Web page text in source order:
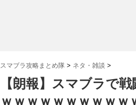
スマブラ攻略まとめ隊 > ネタ・雑談 >
【朗報】スマブラで
ｗｗｗｗｗｗｗｗｗｗ